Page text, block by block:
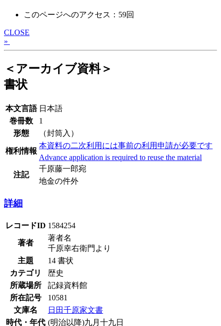
このページへのアクセス：59回
CLOSE
»
＜アーカイブ資料＞
書状
本文言語 日本語
巻冊数
1
形態
（封筒入）
権利情報
本資料の二次利用には事前の利用申請が必要です
Advance application is required to reuse the material
注記
千原藤一郎宛
地金の件外
詳細
レコードID 1584254
著者
著者名
千原幸右衛門より
主題
14 書状
カテゴリ
歴史
所蔵場所
記録資料館
所在記号
10581
文庫名
日田千原家文書
時代・年代 (明治以降)九月十九日